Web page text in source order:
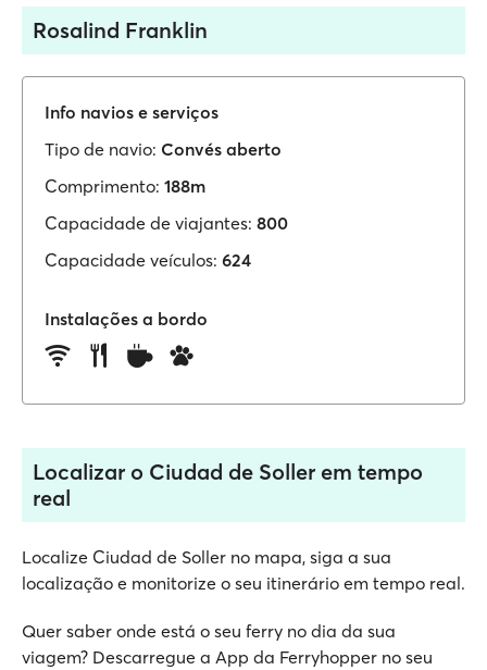
Rosalind Franklin
Info navios e serviços
Tipo de navio: Convés aberto
Comprimento: 188m
Capacidade de viajantes: 800
Capacidade veículos: 624
Instalações a bordo
Localizar o Ciudad de Soller em tempo
real
Localize Ciudad de Soller no mapa, siga a sua
localização e monitorize o seu itinerário em tempo real.
Quer saber onde está o seu ferry no dia da sua
viagem? Descarregue a App da Ferryhopper no seu